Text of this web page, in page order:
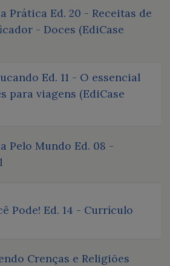
Prática Ed. 20 - Receitas de
- Doces (EdiCase
Ed. 11 - O essencial
para viagens (EdiCase
Pelo Mundo Ed. 08 -
Pode! Ed. 14 - Currículo
Crenças e Religiões